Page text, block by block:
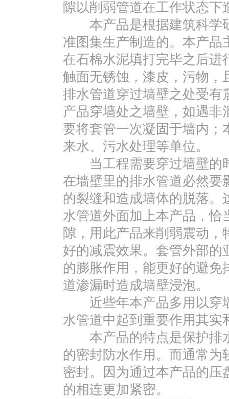
隙以削弱管道在工作状态
本产品是根据建筑科学
准图集生产制造的。本产品
在石棉水泥填打完毕之后进
触面无锈蚀，漆皮，污物，
排水管道穿过墙壁之处受有
产品穿墙处之墙壁，如遇
要将套管一次凝固于墙内；
来水、污水处理等单位。
当工程需要穿过墙壁的
在墙壁里的排水管道必然要
的裂缝和造成墙体的脱落
水管道外面加上本产品，恰
隙，用此产品来削弱震动
好的减震效果。套管外部的
的膨胀作用，能更好的避
道渗漏时造成墙壁浸泡。
近些年本产品多用以穿
水管道中起到重要作用其实
本产品的特点是保护排
的密封防水作用。而通常
密封。因为通过本产品的压
的相连更加紧密。